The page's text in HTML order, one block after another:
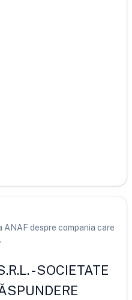
ANAF despre compania care
-SOCIETATE